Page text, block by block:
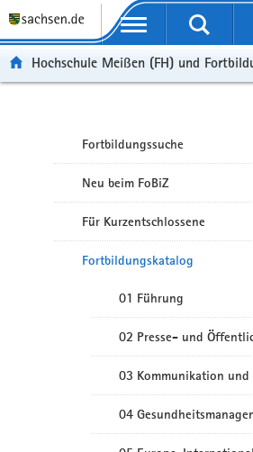
Portalübergreifende Navigation
Hochschule Meißen (FH) und
Fortbildungssuche
Neu beim FoBiZ
Für Kurzentschlossene
Fortbildungskatalog
01 Führung
02 Presse- und
03 Kommunikation und
04